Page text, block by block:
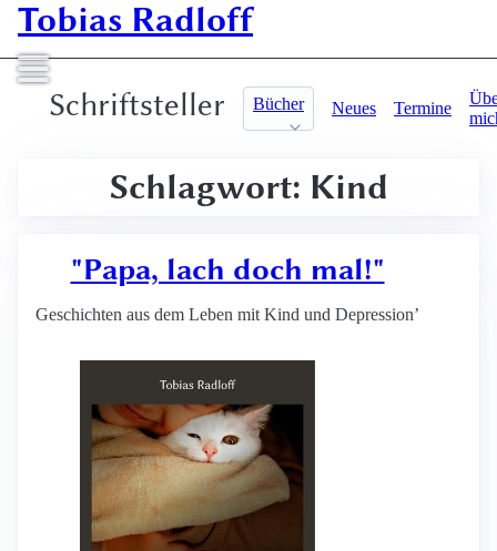
Tobias Radloff
Schriftsteller Bücher Neues Termine
Schlagwort: Kind
"Papa, lach doch mal!"
Geschichten aus dem Leben mit Kind und Depression’